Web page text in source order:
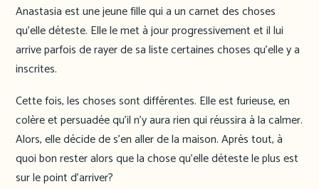
Anastasia est une jeune fille qui a un carnet des choses
qu’elle déteste. Elle le met à jour progressivement et il lui
arrive parfois de rayer de sa liste certaines choses qu’elle y a
inscrites.
Cette fois, les choses sont différentes. Elle est furieuse, en
colère et persuadée qu’il n’y aura rien qui réussira à la calmer.
Alors, elle décide de s’en aller de la maison. Après tout, à
quoi bon rester alors que la chose qu’elle déteste le plus est
sur le point d’arriver?